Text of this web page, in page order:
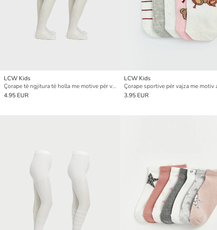
LCW Kids
Çorape të ngjitura të holla me motive për vajza, 2 copë
4.95 EUR
LCW Kids
3.95 EUR